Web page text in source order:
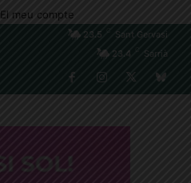
El meu compte
23.5
Sant Gervasi
23.4
Sarrià